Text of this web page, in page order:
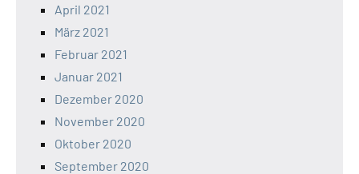
April 2021
März 2021
Februar 2021
Januar 2021
Dezember 2020
November 2020
Oktober 2020
September 2020